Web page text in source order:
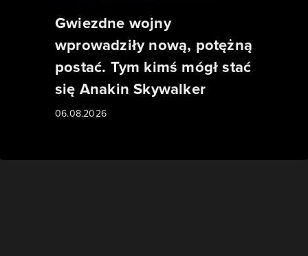
Gwiezdne wojny
wprowadziły nową, potężną
postać. Tym kimś mógł stać
się Anakin Skywalker
06.08.2026